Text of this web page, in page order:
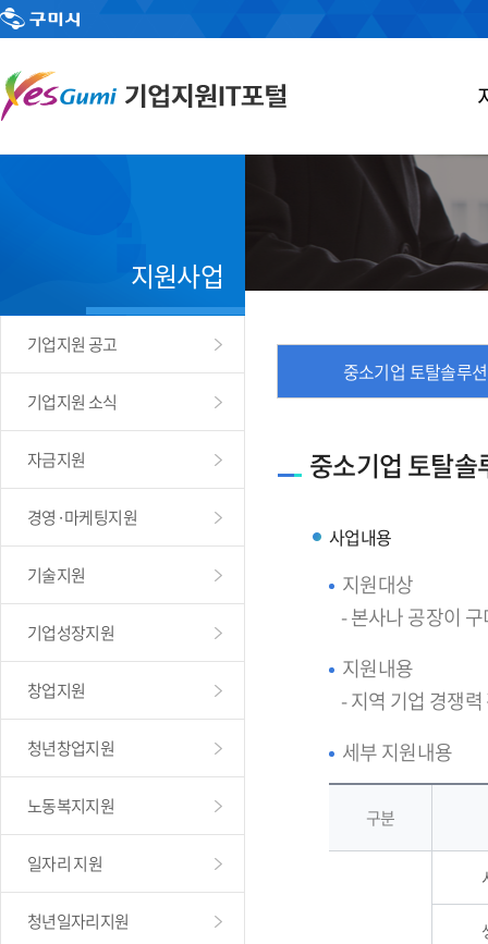
지원사업
기업지원 공고
기업지원 소식
자금지원
경영·마케팅지원
기술지원
기업성장지원
창업지원
청년창업지원
노동복지지원
일자리 지원
청년일자리지원
중소기업 토탈솔루
중소기업 토탈솔
사업내용
지원대상
- 본사나 공장이
지원내용
- 지역 기업 경쟁
세부 지원내용
구분